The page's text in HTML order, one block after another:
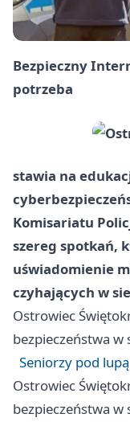
Bezpieczny
potrzeba
stawia na
Komisariatu
szereg spotkań,
uświadomienie
czyhających w
Ostrowiec
bezpieczeństwa w
Seniorzy pod
Ostrowiec
bezpieczeństwa w